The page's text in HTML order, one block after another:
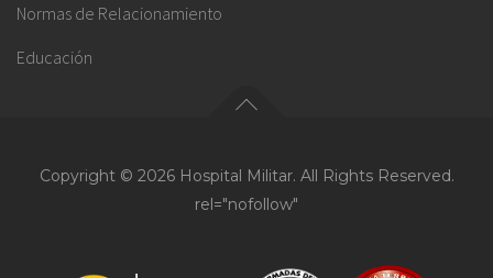
Normas de Relacionamiento
Educación
Copyright © 2026 Hospital Militar. All Rights Reserved.
rel="nofollow"